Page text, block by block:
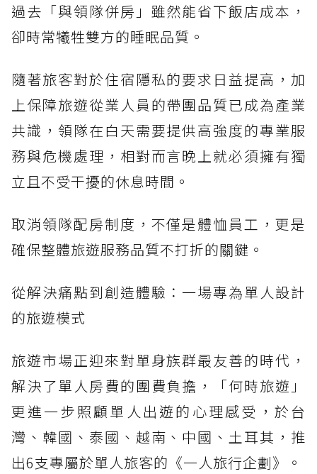
過去「與領隊併房」雖然能省下飯店成本，
卻時常犧牲雙方的睡眠品質。
隨著旅客對於住宿隱私的要求日益提高，加
上保障旅遊從業人員的帶團品質已成為產業
共識，領隊在白天需要提供高強度的專業服
務與危機處理，相對而言晚上就必須擁有獨
立且不受干擾的休息時間。
取消領隊配房制度，不僅是體恤員工，更是
確保整體旅遊服務品質不打折的關鍵。
從解決痛點到創造體驗：一場專為單人設計
的旅遊模式
旅遊市場正迎來對單身族群最友善的時代，
解決了單人房費的團費負擔，「何時旅遊」
更進一步照顧單人出遊的心理感受，於台
灣、韓國、泰國、越南、中國、土耳其，推
出6支專屬於單人旅客的《一人旅行企劃》。